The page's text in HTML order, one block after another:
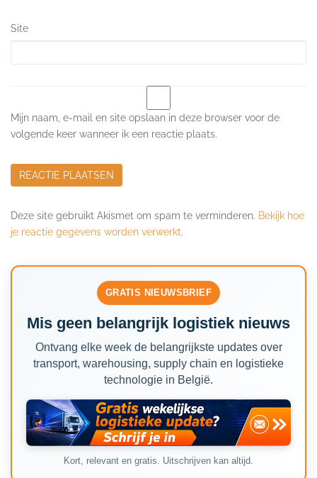
Site
Mijn naam, e-mail en site opslaan in deze browser voor de
volgende keer wanneer ik een reactie plaats.
Deze site gebruikt Akismet om spam te verminderen. Bekijk hoe
je reactie gegevens worden verwerkt.
GRATIS NIEUWSBRIEF
Mis geen belangrijk logistiek nieuws
Ontvang elke week de belangrijkste updates over
transport, warehousing, supply chain en logistieke
technologie in België.
Kort, relevant en gratis. Uitschrijven kan altijd.